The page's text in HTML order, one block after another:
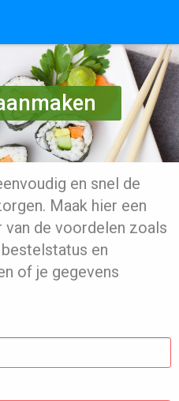
en snel de
Maak hier een
de voordelen zoals
en
of je gegevens